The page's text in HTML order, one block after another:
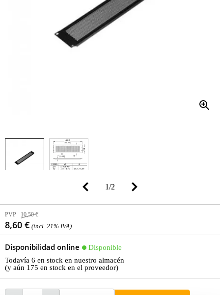
1/2
PVP 10,50 €
8,60 € (incl. 21% IVA)
Disponibilidad online
Disponible
Todavía 6 en stock en nuestro almacén
(y aún 175 en stock en el proveedor)